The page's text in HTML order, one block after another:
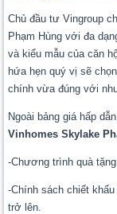
Chủ đầu tư Vingroup
Phạm Hùng với đa
và kiểu mẫu của căn
hứa hẹn quý vị sẽ
chính vừa đúng với
Ngoài bảng giá hấp
Vinhomes Skylake
-Chương trình quà
-Chính sách chiết
trở lên.